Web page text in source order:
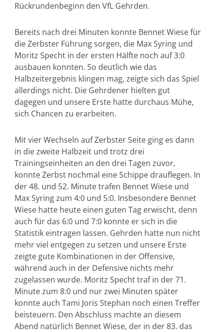
Rückrundenbeginn den VfL Gehrden.
Bereits nach drei Minuten konnte Bennet Wiese für
die Zerbster Führung sorgen, die Max Syring und
Moritz Specht in der ersten Hälfte noch auf 3:0
ausbauen konnten. So deutlich wie das
Halbzeitergebnis klingen mag, zeigte sich das Spiel
allerdings nicht. Die Gehrdener hielten gut
dagegen und unsere Erste hatte durchaus Mühe,
sich Chancen zu erarbeiten.
Mit vier Wechseln auf Zerbster Seite ging es dann
in die zweite Halbzeit und trotz drei
Trainingseinheiten an den drei Tagen zuvor,
konnte Zerbst nochmal eine Schippe drauflegen. In
der 48. und 52. Minute trafen Bennet Wiese und
Max Syring zum 4:0 und 5:0. Insbesondere Bennet
Wiese hatte heute einen guten Tag erwischt, denn
auch für das 6:0 und 7:0 konnte er sich in die
Statistik eintragen lassen. Gehrden hatte nun nicht
mehr viel entgegen zu setzen und unsere Erste
zeigte gute Kombinationen in der Offensive,
während auch in der Defensive nichts mehr
zugelassen wurde. Moritz Specht traf in der 71.
Minute zum 8:0 und nur zwei Minuten später
konnte auch Tami Joris Stephan noch einen Treffer
beisteuern. Den Abschluss machte an diesem
Abend natürlich Bennet Wiese, der in der 83. das